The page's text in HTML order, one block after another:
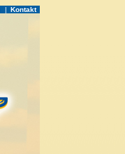
| Kontakt